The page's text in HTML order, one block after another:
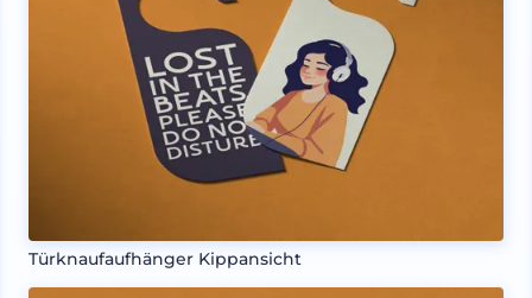
Türknaufaufhänger Kippansicht